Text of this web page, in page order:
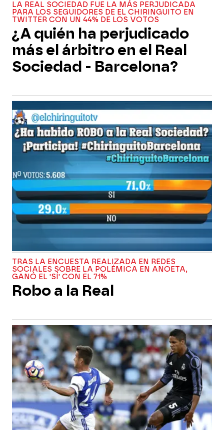
LA REAL SOCIEDAD FUE LA MÁS PERJUDICADA
PARA LOS SEGUIDORES DE EL CHIRINGUITO EN
TWITTER CON UN 44% DE LOS VOTOS
¿A quién ha perjudicado
más el árbitro en el Real
Sociedad - Barcelona?
TRAS LA ENCUESTA REALIZADA EN REDES
SOCIALES SOBRE LA POLÉMICA EN ANOETA,
GANÓ EL 'SÍ' CON EL 71%
Robo a la Real